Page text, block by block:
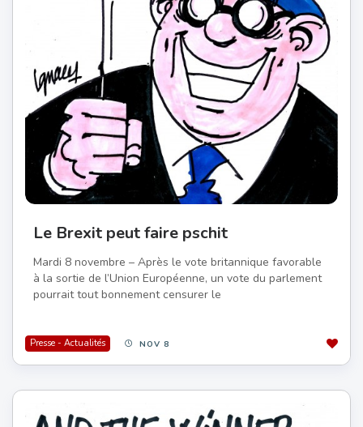
Le Brexit peut faire pschit
Mardi 8 novembre – Après le vote britannique favorable
à la sortie de l’Union Européenne, un vote du parlement
pourrait tout bonnement censurer le
Presse - Actualités NOV 8